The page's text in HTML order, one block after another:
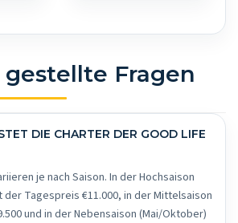
gestellte Fragen
je nach Saison. In der Hochsaison
Tagespreis €11.000, in der Mittelsaison
und in der Nebensaison (Mai/Oktober)